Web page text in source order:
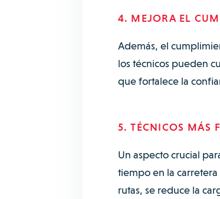
4. MEJORA EL
Además, el
los técnicos pueden
que fortalece la
5. TÉCNICOS MÁS
Un aspecto crucial
tiempo en la
rutas, se reduce la